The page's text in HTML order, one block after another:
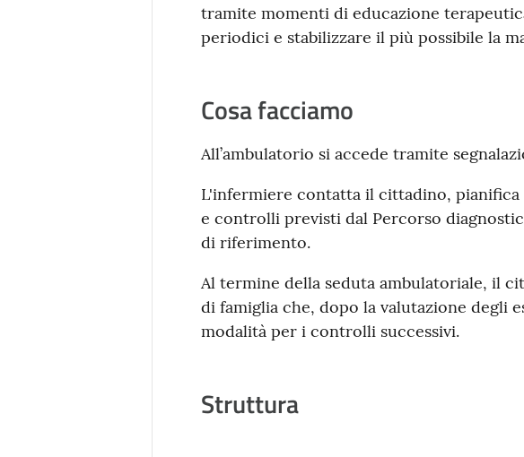
tramite momenti di educazione
periodici e stabilizzare il più possibile la
Cosa facciamo
All’ambulatorio si accede tramite
L'infermiere contatta il cittadino, pianifica
e controlli previsti dal Percorso
di riferimento.
Al termine della seduta ambulatoriale, il
di famiglia che, dopo la valutazione degli
modalità per i controlli successivi.
Struttura